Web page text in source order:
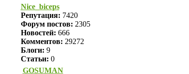
Nice_biceps
Репутация: 7420
Форум постов: 2305
Новостей: 666
Комментов: 29272
Блоги: 9
Статьи: 0
GOSUMAN